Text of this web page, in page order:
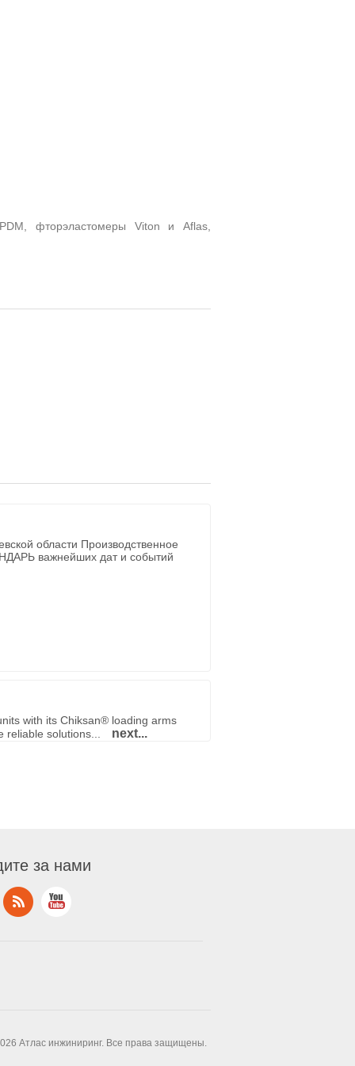
фторэластомеры Viton и Aflas,
области Производственное
важнейших дат и событий
with its Chiksan® loading arms
reliable solutions...
next...
за нами
Атлас инжиниринг. Все права защищены.